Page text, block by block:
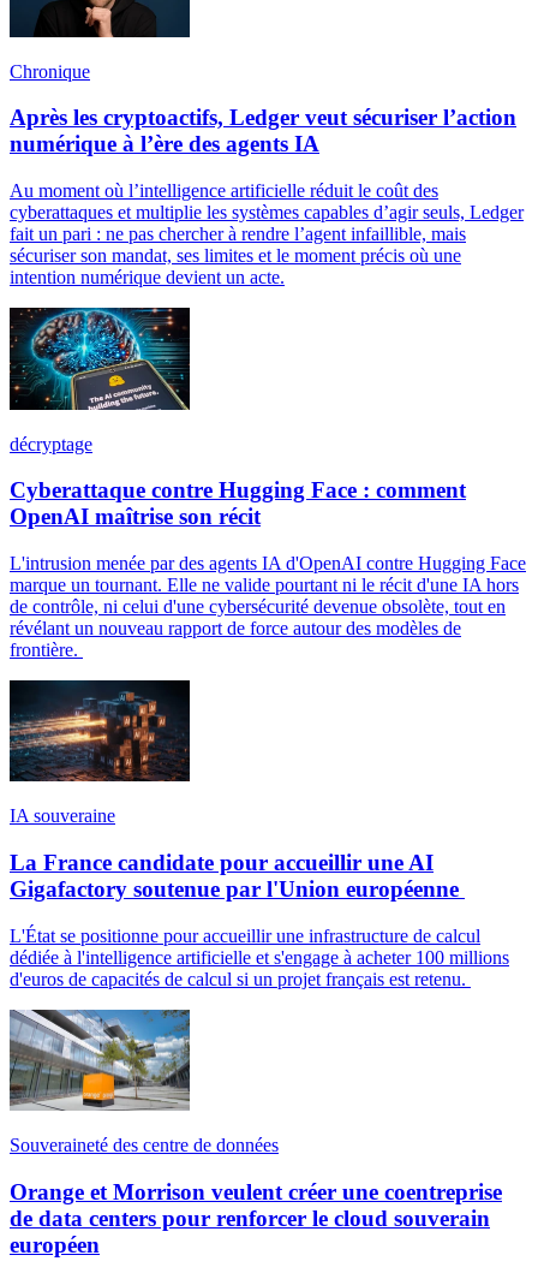
Chronique
Après les cryptoactifs, Ledger veut sécuriser l’action
numérique à l’ère des agents IA
Au moment où l’intelligence artificielle réduit le coût des
cyberattaques et multiplie les systèmes capables d’agir seuls, Ledger
fait un pari : ne pas chercher à rendre l’agent infaillible, mais
sécuriser son mandat, ses limites et le moment précis où une
intention numérique devient un acte.
décryptage
Cyberattaque contre Hugging Face : comment
OpenAI maîtrise son récit
L'intrusion menée par des agents IA d'OpenAI contre Hugging Face
marque un tournant. Elle ne valide pourtant ni le récit d'une IA hors
de contrôle, ni celui d'une cybersécurité devenue obsolète, tout en
révélant un nouveau rapport de force autour des modèles de
frontière.
IA souveraine
La France candidate pour accueillir une AI
Gigafactory soutenue par l'Union européenne
L'État se positionne pour accueillir une infrastructure de calcul
dédiée à l'intelligence artificielle et s'engage à acheter 100 millions
d'euros de capacités de calcul si un projet français est retenu.
Souveraineté des centre de données
Orange et Morrison veulent créer une coentreprise
de data centers pour renforcer le cloud souverain
européen